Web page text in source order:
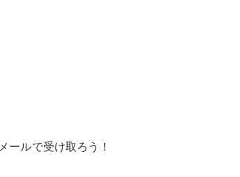
メールで受け取ろう！